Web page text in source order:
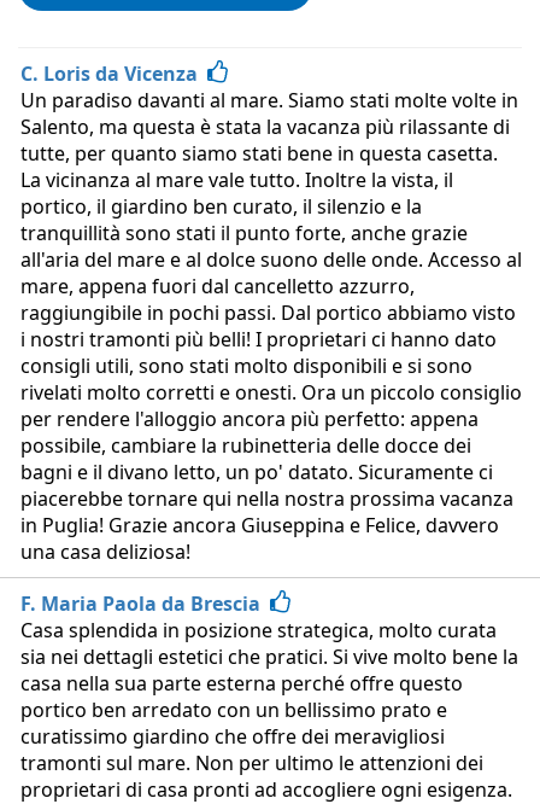
C. Loris da Vicenza
Un paradiso davanti al mare. Siamo stati molte volte in
Salento, ma questa è stata la vacanza più rilassante di
tutte, per quanto siamo stati bene in questa casetta.
La vicinanza al mare vale tutto. Inoltre la vista, il
portico, il giardino ben curato, il silenzio e la
tranquillità sono stati il punto forte, anche grazie
all'aria del mare e al dolce suono delle onde. Accesso al
mare, appena fuori dal cancelletto azzurro,
raggiungibile in pochi passi. Dal portico abbiamo visto
i nostri tramonti più belli! I proprietari ci hanno dato
consigli utili, sono stati molto disponibili e si sono
rivelati molto corretti e onesti. Ora un piccolo consiglio
per rendere l'alloggio ancora più perfetto: appena
possibile, cambiare la rubinetteria delle docce dei
bagni e il divano letto, un po' datato. Sicuramente ci
piacerebbe tornare qui nella nostra prossima vacanza
in Puglia! Grazie ancora Giuseppina e Felice, davvero
una casa deliziosa!
F. Maria Paola da Brescia
Casa splendida in posizione strategica, molto curata
sia nei dettagli estetici che pratici. Si vive molto bene la
casa nella sua parte esterna perché offre questo
portico ben arredato con un bellissimo prato e
curatissimo giardino che offre dei meravigliosi
tramonti sul mare. Non per ultimo le attenzioni dei
proprietari di casa pronti ad accogliere ogni esigenza.